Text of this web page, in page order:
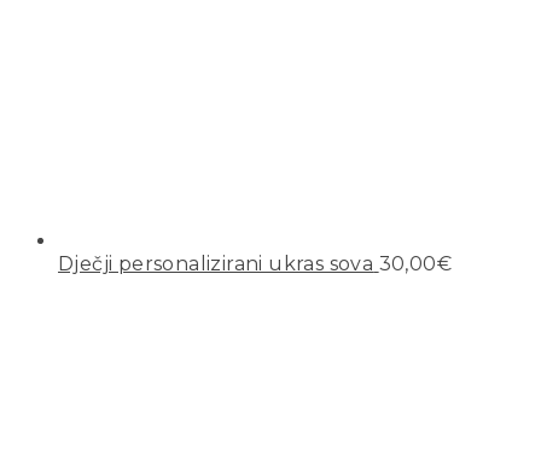
Dječji personalizirani ukras sova 30,00€